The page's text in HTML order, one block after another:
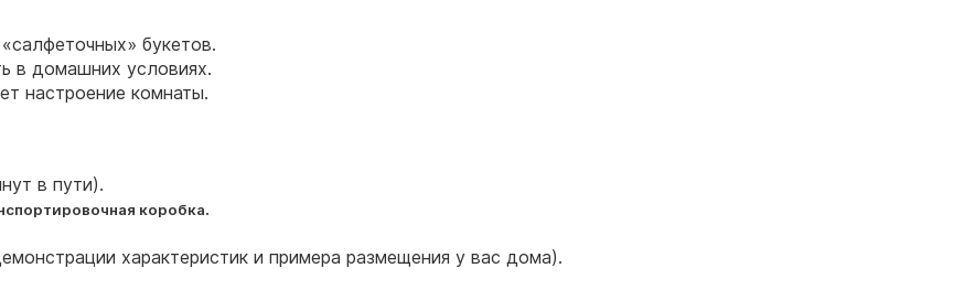
букетов.
в домашних условиях.
настроение комнаты.
в пути).
коробка.
характеристик и примера размещения у вас дома).